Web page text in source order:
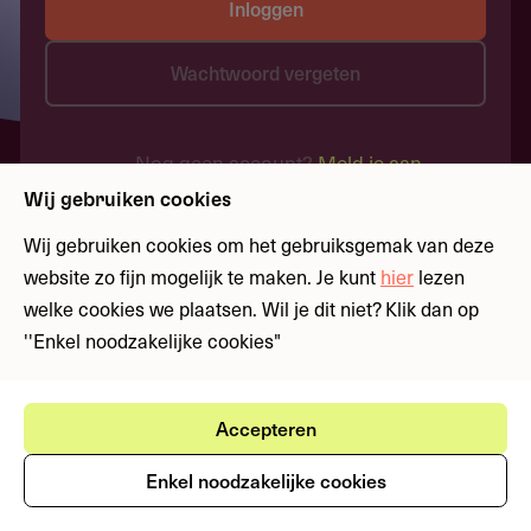
Inloggen
Wachtwoord vergeten
Nog geen account?Meld je aan
Wij gebruiken cookies
Wij gebruiken cookies om het gebruiksgemak van deze
website zo fijn mogelijk te maken. Je kunt hier lezen
welke cookies we plaatsen. Wil je dit niet? Klik dan op
''Enkel noodzakelijke cookies"
Accepteren
Enkel noodzakelijke cookies